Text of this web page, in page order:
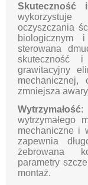
Skuteczność
oczyszczania
biologicznym
sterowana
skuteczność
grawitacyjny
zmniejsza
Wytrzymałość:
wytrzymałego
mechaniczne i
zapewnia
żebrowana
parametry
montaż.